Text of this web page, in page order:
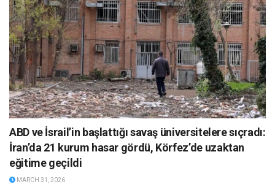
ABD ve İsrail’in başlattığı savaş üniversitelere sıçradı:
İran’da 21 kurum hasar gördü, Körfez’de uzaktan
eğitime geçildi
MARCH 31, 2026